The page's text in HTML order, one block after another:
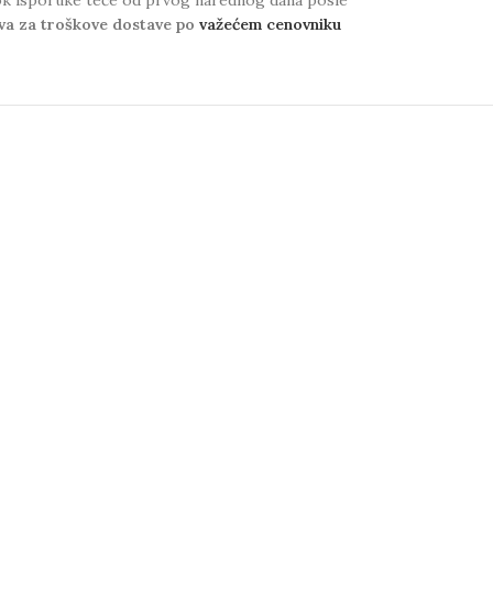
za troškove dostave po važećem cenovniku